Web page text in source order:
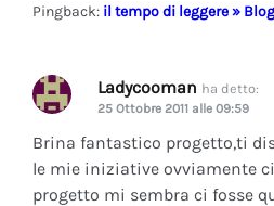
Pingback: il tempo di leggere »
Ladycooman ha detto:
25 Ottobre 2011 alle 09:59
Brina fantastico progetto,ti
le mie iniziative ovviamente
progetto mi sembra ci fosse